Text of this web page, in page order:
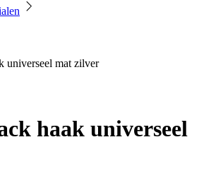
universeel mat zilver
haak universeel